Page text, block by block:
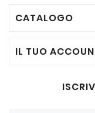
CATALOGO
IL TUO